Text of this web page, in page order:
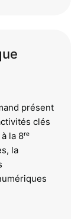
présent
clés
la 8ʳᵉ
la